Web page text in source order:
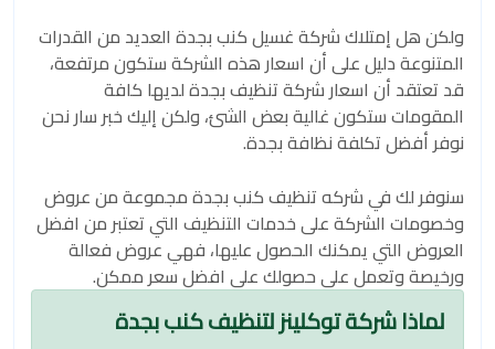
ولكن هل إمتلاك شركة غسيل كنب بجدة العديد من القدرات
المتنوعة دليل على أن اسعار هذه الشركة ستكون مرتفعة،
قد تعتقد أن اسعار شركة تنظيف بجدة لديها كافة
المقومات ستكون غالية بعض الشئ، ولكن إليك خبر سار نحن
نوفر أفضل تكلفة نظافة بجدة.
سنوفر لك في شركه تنظيف كنب بجدة مجموعة من عروض
وخصومات الشركة على خدمات التنظيف التي تعتبر من افضل
العروض التي يمكنك الحصول عليها، فهي عروض فعالة
ورخيصة وتعمل على حصولك على افضل سعر ممكن.
لماذا شركة توكلينز لتنظيف كنب بجدة